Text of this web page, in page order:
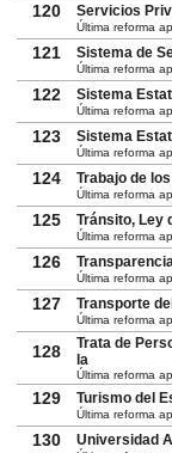
120 Servicios
Última reforma
121 Sistema de
Última reforma
122 Sistema
Última reforma
123 Sistema
Última reforma
124 Trabajo de
Última reforma
125 Tránsito, Ley
Última reforma
126
Última reforma
127 Transporte
Última reforma
128
Trata de
la
Última reforma
129 Turismo del
Última reforma
130 Universidad